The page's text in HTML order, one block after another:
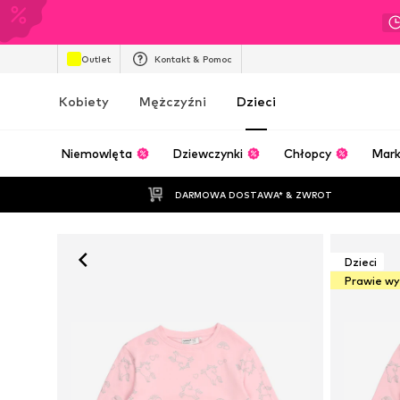
Outlet Kontakt & Pomoc
Kobiety Mężczyźni Dzieci
Niemowlęta Dziewczynki Chłopcy
DARMOWA DOSTAWA* & ZWROT
Dzieci
Prawie